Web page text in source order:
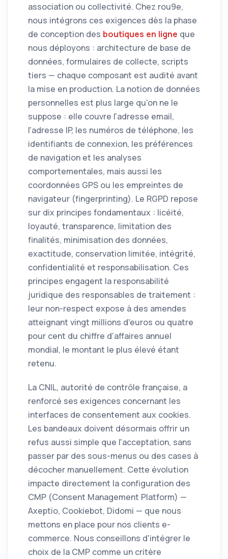
association ou collectivité. Chez rou9e,
nous intégrons ces exigences dès la phase
de conception des boutiques en ligne que
nous déployons : architecture de base de
données, formulaires de collecte, scripts
tiers — chaque composant est audité avant
la mise en production. La notion de données
personnelles est plus large qu'on ne le
suppose : elle couvre l'adresse email,
l'adresse IP, les numéros de téléphone, les
identifiants de connexion, les préférences
de navigation et les analyses
comportementales, mais aussi les
coordonnées GPS ou les empreintes de
navigateur (fingerprinting). Le RGPD repose
sur dix principes fondamentaux : licéité,
loyauté, transparence, limitation des
finalités, minimisation des données,
exactitude, conservation limitée, intégrité,
confidentialité et responsabilisation. Ces
principes engagent la responsabilité
juridique des responsables de traitement :
leur non-respect expose à des amendes
atteignant vingt millions d'euros ou quatre
pour cent du chiffre d'affaires annuel
mondial, le montant le plus élevé étant
retenu.
La CNIL, autorité de contrôle française, a
renforcé ses exigences concernant les
interfaces de consentement aux cookies.
Les bandeaux doivent désormais offrir un
refus aussi simple que l'acceptation, sans
passer par des sous-menus ou des cases à
décocher manuellement. Cette évolution
impacte directement la configuration des
CMP (Consent Management Platform) —
Axeptio, Cookiebot, Didomi — que nous
mettons en place pour nos clients e-
commerce. Nous conseillons d'intégrer le
choix de la CMP comme un critère